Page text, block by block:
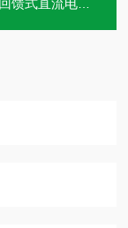
直流电子负载